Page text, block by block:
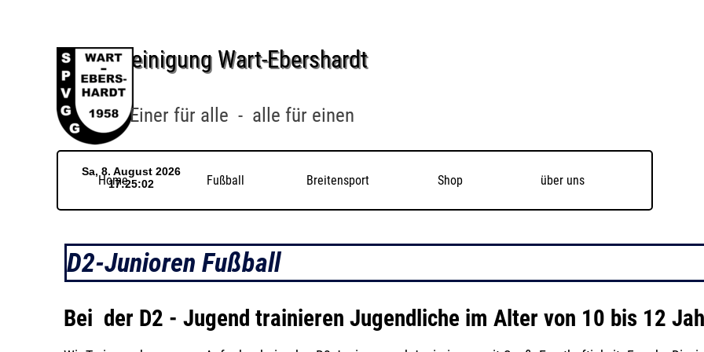
Spielvereinigung Wart-Ebershardt
Einer für alle - alle für einen
Home Fußball ▼
Breitensport ▼
Shop über uns
D2-Junioren Fußball
Bei der D2 - Jugend trainieren Jugendliche im Alter von 10 bis 12